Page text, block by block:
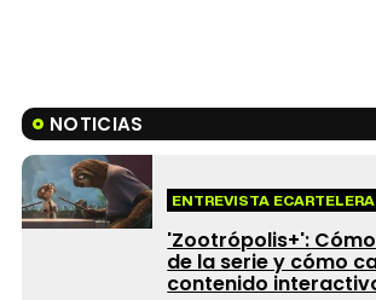
NOTICIAS
ENTREVISTA ECARTELERA
'Zootrópolis+':
de la serie y cómo
contenido